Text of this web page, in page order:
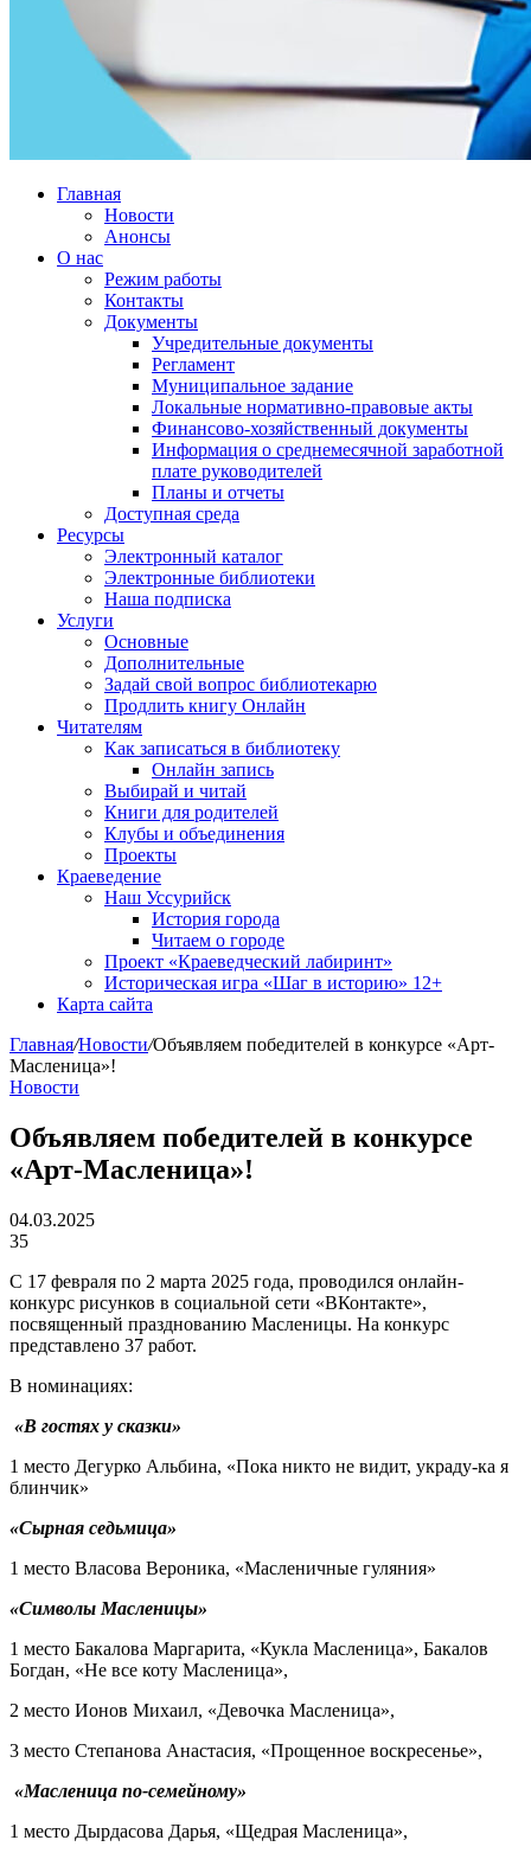
Главная
Новости
Анонсы
О нас
Режим работы
Контакты
Документы
Учредительные документы
Регламент
Муниципальное задание
Локальные нормативно-правовые акты
Финансово-хозяйственный документы
Информация о среднемесячной заработной
плате руководителей
Планы и отчеты
Доступная среда
Ресурсы
Электронный каталог
Электронные библиотеки
Наша подписка
Услуги
Основные
Дополнительные
Задай свой вопрос библиотекарю
Продлить книгу Онлайн
Читателям
Как записаться в библиотеку
Онлайн запись
Выбирай и читай
Книги для родителей
Клубы и объединения
Проекты
Краеведение
Наш Уссурийск
История города
Читаем о городе
Проект «Краеведческий лабиринт»
Историческая игра «Шаг в историю» 12+
Карта сайта
Главная/Новости/Объявляем победителей в конкурсе «Арт-
Масленица»!
Новости
Объявляем победителей в конкурсе
«Арт-Масленица»!
04.03.2025
35
С 17 февраля по 2 марта 2025 года, проводился онлайн-
конкурс рисунков в социальной сети «ВКонтакте»,
посвященный празднованию Масленицы. На конкурс
представлено 37 работ.
В номинациях:
«В гостях у сказки»
1 место Дегурко Альбина, «Пока никто не видит, украду-ка я
блинчик»
«Сырная седьмица»
1 место Власова Вероника, «Масленичные гуляния»
«Символы Масленицы»
1 место Бакалова Маргарита, «Кукла Масленица», Бакалов
Богдан, «Не все коту Масленица»,
2 место Ионов Михаил, «Девочка Масленица»,
3 место Степанова Анастасия, «Прощенное воскресенье»,
«Масленица по-семейному»
1 место Дырдасова Дарья, «Щедрая Масленица»,